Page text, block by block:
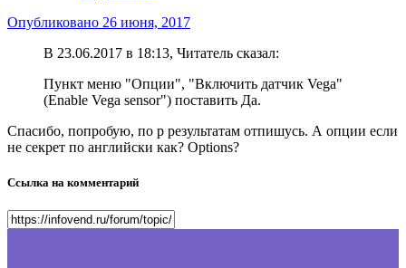
Опубликовано 26 июня, 2017
В 23.06.2017 в 18:13, Читатель сказал:
Пункт меню "Опции", "Включить датчик Vega"
(Enable Vega sensor") поставить Да.
Спасибо, попробую, по р результатам отпишусь. А опции если
не секрет по английски как? Options?
Ссылка на комментарий